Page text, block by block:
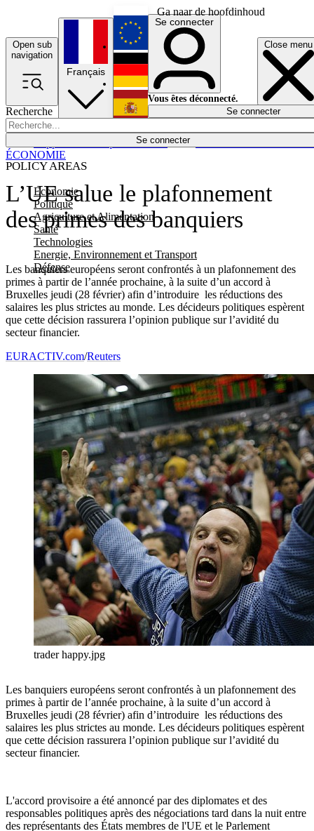
Ga naar de hoofdinhoud
Open sub
navigation
Close menu
Recherche
Se connecter
POLICY AREAS
Economie
Politique
Agriculture et Alimentation
Santé
Technologies
Energie, Environnement et Transport
Défense
Économie
Français
English
Deutsch
Español
Se connecter
Vous êtes déconnecté.
Se connecter
L’UE salue le plafonnement
des primes des banquiers
Les banquiers européens seront confrontés à un plafonnement des
primes à partir de l’année prochaine, à la suite d’un accord à
Bruxelles jeudi (28 février) afin d’introduire les réductions des
salaires les plus strictes au monde. Les décideurs politiques espèrent
que cette décision rassurera l’opinion publique sur l’avidité du
secteur financier.
ÉCONOMIE
EURACTIV.com/Reuters
trader happy.jpg
Les banquiers européens seront confrontés à un plafonnement des
primes à partir de l’année prochaine, à la suite d’un accord à
Bruxelles jeudi (28 février) afin d’introduire les réductions des
salaires les plus strictes au monde. Les décideurs politiques espèrent
que cette décision rassurera l’opinion publique sur l’avidité du
secteur financier.
L'accord provisoire a été annoncé par des diplomates et des
responsables politiques après des négociations tard dans la nuit entre
des représentants des États membres de l'UE et le Parlement